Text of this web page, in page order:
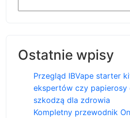
Ostatnie wpisy
Przegląd IBVape starter
ekspertów czy papierosy
szkodzą dla zdrowia
Kompletny przewodnik